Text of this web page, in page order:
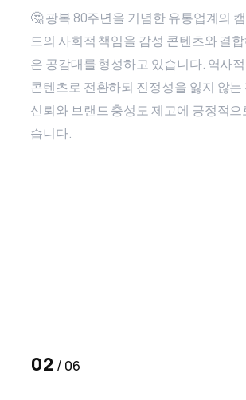
🤔 광복 80주년을 기념한 유통업계의
드의 사회적 책임을 감성 콘텐츠와 결
은 공감대를 형성하고 있습니다. 역사
콘텐츠로 전환하되 진정성을 잃지 않
신뢰와 브랜드 충성도 제고에 긍정적으
습니다.
02 / 06